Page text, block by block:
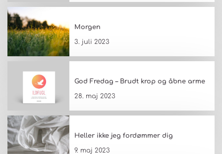
Morgen
3. juli 2023
God Fredag – Brudt krop og åbne arme
28. maj 2023
Heller ikke jeg fordømmer dig
9. maj 2023